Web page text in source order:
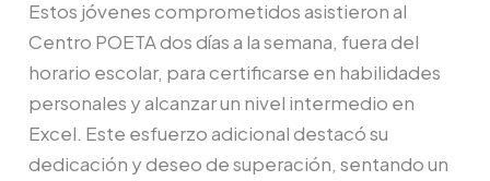
Estos jóvenes comprometidos asistieron al
Centro POETA dos días a la semana, fuera del
horario escolar, para certificarse en habilidades
personales y alcanzar un nivel intermedio en
Excel. Este esfuerzo adicional destacó su
dedicación y deseo de superación, sentando un